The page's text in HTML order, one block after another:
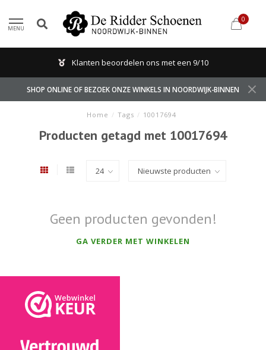
MENU
0
Klanten beoordelen ons met een 9/10
SHOP ONLINE OF BEZOEK ONZE WINKELS IN NOORDWIJK-BINNEN
Home / Tags / 10017694
Producten getagd met 10017694
Geen producten gevonden!
GA VERDER MET WINKELEN